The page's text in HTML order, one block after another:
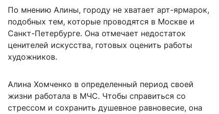
По мнению Алины, городу не хватает арт-ярмарок,
подобных тем, которые проводятся в Москве и
Санкт-Петербурге. Она отмечает недостаток
ценителей искусства, готовых оценить работы
художников.
Алина Хомченко в определенный период своей
жизни работала в МЧС. Чтобы справиться со
стрессом и сохранить душевное равновесие, она